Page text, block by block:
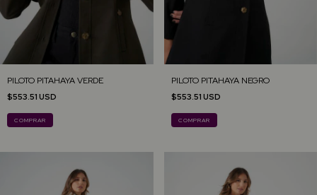
PILOTO PITAHAYA VERDE
$553.51 USD
COMPRAR
PILOTO PITAHAYA NEGRO
$553.51 USD
COMPRAR